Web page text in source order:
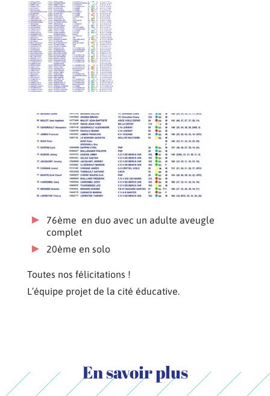
76ème en duo avec un adulte aveugle
complet
20ème en solo
Toutes nos félicitations !
L’équipe projet de la cité éducative.
En savoir plus